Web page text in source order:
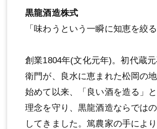
黒龍酒造株式
「味わうという一瞬に知恵を絞る
創業1804年(文化元年)。初代蔵
衛門が、良水に恵まれた松岡の
始めて以来、「良い酒を造る」
理念を守り、黒龍酒造ならでは
してきました。篤農家の手によ